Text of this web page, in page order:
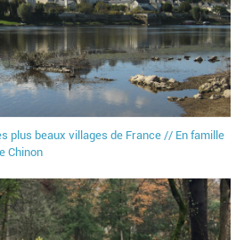
plus beaux villages de France // En famille
Chinon